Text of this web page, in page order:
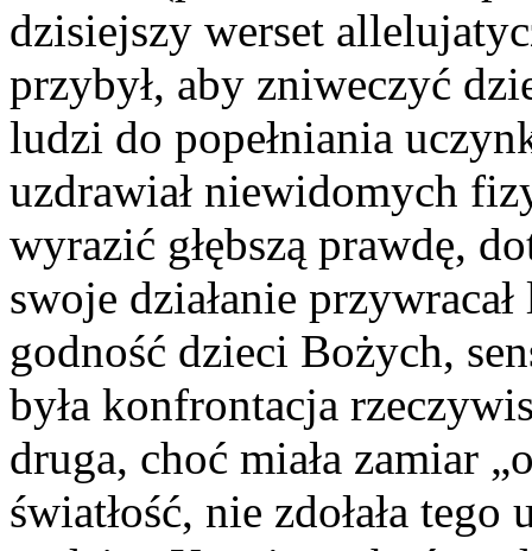
dzisiejszy werset
przybył, aby zniweczyć
ludzi do popełniania
uzdrawiał niewidomych
wyrazić głębszą prawdę,
swoje działanie
godność dzieci Bożych,
była konfrontacja
druga, choć miała zamiar
światłość, nie zdołała